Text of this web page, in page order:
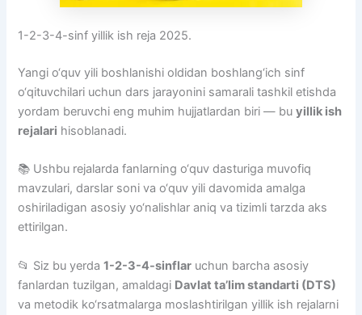
1-2-3-4-sinf yillik ish reja 2025.
Yangi o‘quv yili boshlanishi oldidan boshlang‘ich sinf
o‘qituvchilari uchun dars jarayonini samarali tashkil etishda
yordam beruvchi eng muhim hujjatlardan biri — buyillik ish
rejalari hisoblanadi.
📚 Ushbu rejalarda fanlarning o‘quv dasturiga muvofiq
mavzulari, darslar soni va o‘quv yili davomida amalga
oshiriladigan asosiy yo‘nalishlar aniq va tizimli tarzda aks
ettirilgan.
📂 Siz bu yerda1-2-3-4-sinflar uchun barcha asosiy
fanlardan tuzilgan, amaldagi Davlat ta’lim standarti (DTS)
va metodik ko‘rsatmalarga moslashtirilgan yillik ish rejalarni